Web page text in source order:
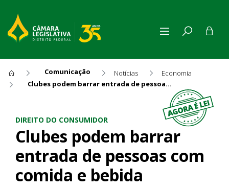
Comunicação Notícias
Economia
Clubes podem barrar entrada de pessoas com comida e bebida
Clubes podem barrar
DIREITO DO CONSUMIDOR
Clubes podem barrar
entrada de pessoas com
comida e bebida